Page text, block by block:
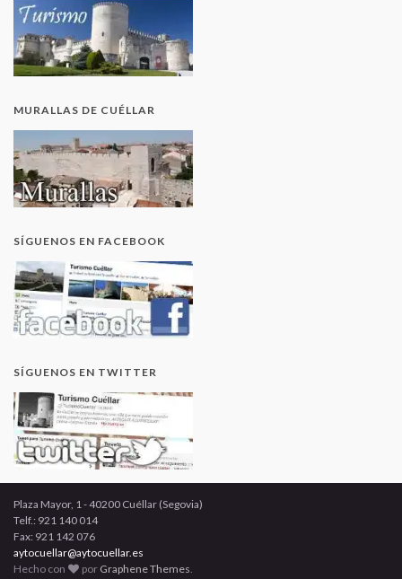
MURALLAS DE CUÉLLAR
SÍGUENOS EN FACEBOOK
SÍGUENOS EN TWITTER
Plaza Mayor, 1 - 40200 Cuéllar (Segovia)
Telf.: 921 140 014
Fax: 921 142 076
aytocuellar@aytocuellar.es
Hecho con
por Graphene Themes.